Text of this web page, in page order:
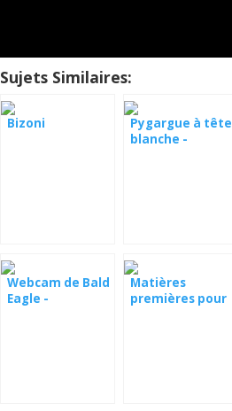
Sujets Similaires:
Bizoni
Pygargue à tête
blanche -
Webcam de Bald
Eagle -
Matières
premières pour